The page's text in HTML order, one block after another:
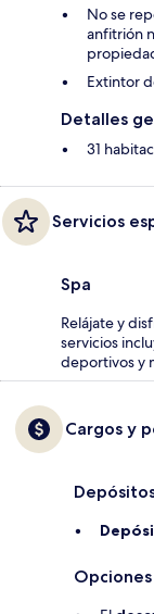
No se
anfitrión
Extintor
Detalles
31
Servicios
Spa
Relájate y
servicios
deportivos y
Cargos y